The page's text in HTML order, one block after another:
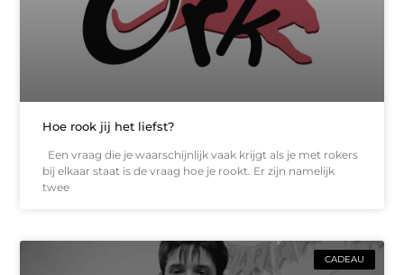
Hoe rook jij het liefst?
Een vraag die je waarschijnlijk vaak krijgt als je met rokers
bij elkaar staat is de vraag hoe je rookt. Er zijn namelijk
twee
CADEAU